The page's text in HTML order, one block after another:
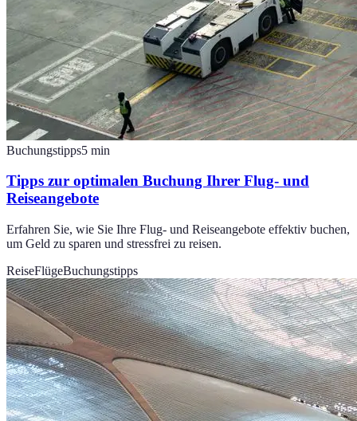
Buchungstipps5 min
Tipps zur optimalen Buchung Ihrer Flug- und
Reiseangebote
Erfahren Sie, wie Sie Ihre Flug- und Reiseangebote effektiv buchen,
um Geld zu sparen und stressfrei zu reisen.
ReiseFlügeBuchungstipps